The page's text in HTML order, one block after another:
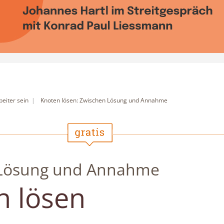
sein Knoten lösen: Zwischen Lösung und Annahme
und Annahme
lösen